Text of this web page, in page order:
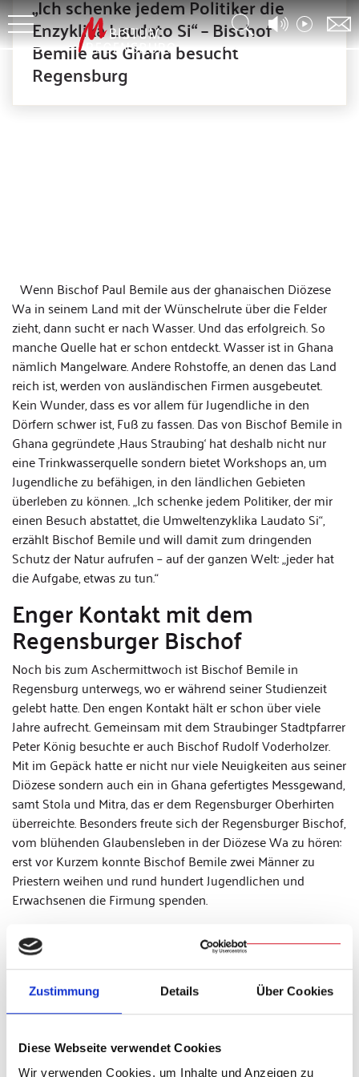
Zustimmung Details Über Cookies
Diese Webseite verwendet Cookies
Wir verwenden Cookies, um Inhalte und Anzeigen zu
„Ich schenke jedem Politiker die
Enzyklika Laudato Si“ – Bischof
Bemile aus Ghana besucht
Regensburg
Wenn Bischof Paul Bemile aus der ghanaischen Diözese
Wa in seinem Land mit der Wünschelrute über die Felder
zieht, dann sucht er nach Wasser. Und das erfolgreich. So
manche Quelle hat er schon entdeckt. Wasser ist in Ghana
nämlich Mangelware. Andere Rohstoffe, an denen das Land
reich ist, werden von ausländischen Firmen ausgebeutet.
Kein Wunder, dass es vor allem für Jugendliche in den
Dörfern schwer ist, Fuß zu fassen. Das von Bischof Bemile in
Ghana gegründete ‚Haus Straubing‘ hat deshalb nicht nur
eine Trinkwasserquelle sondern bietet Workshops an, um
Jugendliche zu befähigen, in den ländlichen Gebieten
überleben zu können. „Ich schenke jedem Politiker, der mir
einen Besuch abstattet, die Umweltenzyklika Laudato Si“,
erzählt Bischof Bemile und will damit zum dringenden
Schutz der Natur aufrufen – auf der ganzen Welt: „jeder hat
die Aufgabe, etwas zu tun.“
Enger Kontakt mit dem
Regensburger Bischof
Noch bis zum Aschermittwoch ist Bischof Bemile in
Regensburg unterwegs, wo er während seiner Studienzeit
gelebt hatte. Den engen Kontakt hält er schon über viele
Jahre aufrecht. Gemeinsam mit dem Straubinger Stadtpfarrer
Peter König besuchte er auch Bischof Rudolf Voderholzer.
Mit im Gepäck hatte er nicht nur viele Neuigkeiten aus seiner
Diözese sondern auch ein in Ghana gefertigtes Messgewand,
samt Stola und Mitra, das er dem Regensburger Oberhirten
überreichte. Besonders freute sich der Regensburger Bischof,
vom blühenden Glaubensleben in der Diözese Wa zu hören:
erst vor Kurzem konnte Bischof Bemile zwei Männer zu
Priestern weihen und rund hundert Jugendlichen und
Erwachsenen die Firmung spenden.
Ein ganz anderes Leben:
Straubinger Grundschüler sind
neugierig
Am Morgen hatte Bischof Bemile bereits die Dritt- und
Viertklässler der Straubinger Grundschule St. Josef besucht,